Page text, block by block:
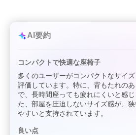
AI要約
コンパクトで快適な座椅子
多くのユーザーがコンパクトなサイ
評価しています。特に、背もたれの
で、長時間座っても疲れにくいと感
た、部屋を圧迫しないサイズ感が、
やすいと支持されています。
良い点